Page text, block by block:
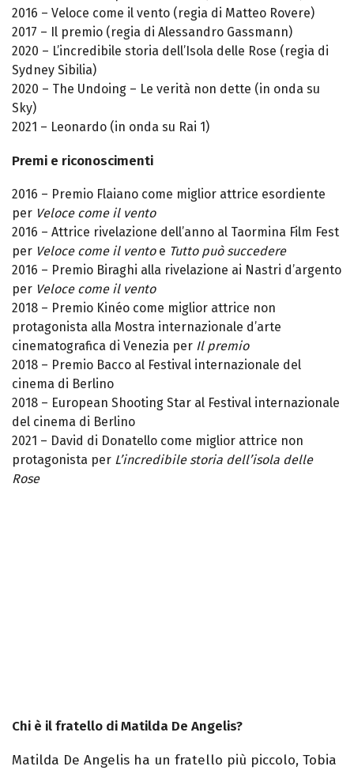
2016 – Veloce come il vento (regia di Matteo Rovere)
2017 – Il premio (regia di Alessandro Gassmann)
2020 – L’incredibile storia dell’Isola delle Rose (regia di
Sydney Sibilia)
2020 – The Undoing – Le verità non dette (in onda su
Sky)
2021 – Leonardo (in onda su Rai 1)
Premi e riconoscimenti
2016 – Premio Flaiano come miglior attrice esordiente
per Veloce come il vento
2016 – Attrice rivelazione dell’anno al Taormina Film Fest
per Veloce come il ventoe Tutto può succedere
2016 – Premio Biraghi alla rivelazione ai Nastri d’argento
per Veloce come il vento
2018 – Premio Kinéo come miglior attrice non
protagonista alla Mostra internazionale d’arte
cinematografica di Venezia per Il premio
2018 – Premio Bacco al Festival internazionale del
cinema di Berlino
2018 – European Shooting Star al Festival internazionale
del cinema di Berlino
2021 – David di Donatello come miglior attrice non
protagonista per L’incredibile storia dell’isola delle
Rose
Chi è il fratello di Matilda De Angelis?
Matilda De Angelis ha un fratello più piccolo, Tobia